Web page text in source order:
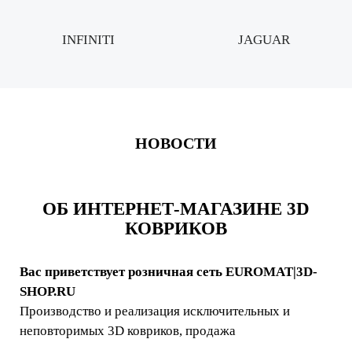
INFINITI JAGUAR
НОВОСТИ
ОБ ИНТЕРНЕТ-МАГАЗИНЕ 3D
КОВРИКОВ
Вас приветствует розничная сеть EUROMAT|3D-
SHOP.RU
Производство и реализация исключительных и
неповторимых 3D ковриков, продажа